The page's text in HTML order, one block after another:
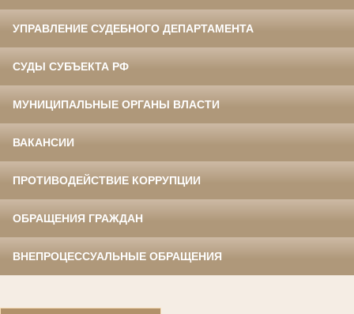
УПРАВЛЕНИЕ СУДЕБНОГО ДЕПАРТАМЕНТА
СУДЫ СУБЪЕКТА РФ
МУНИЦИПАЛЬНЫЕ ОРГАНЫ ВЛАСТИ
ВАКАНСИИ
ПРОТИВОДЕЙСТВИЕ КОРРУПЦИИ
ОБРАЩЕНИЯ ГРАЖДАН
ВНЕПРОЦЕССУАЛЬНЫЕ ОБРАЩЕНИЯ